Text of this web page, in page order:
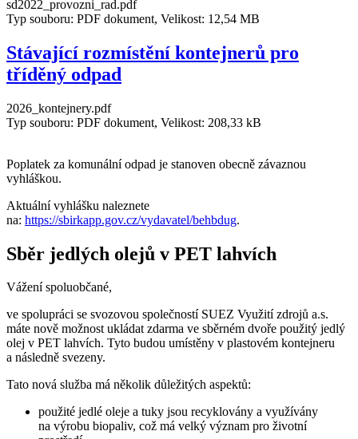
sd2022_provozni_rad.pdf
Typ souboru: PDF dokument, Velikost: 12,54 MB
Stávající rozmístění kontejnerů pro
tříděný odpad
2026_kontejnery.pdf
Typ souboru: PDF dokument, Velikost: 208,33 kB
Poplatek za komunální odpad je stanoven obecně závaznou
vyhláškou.
Aktuální vyhlášku naleznete
na: https://sbirkapp.gov.cz/vydavatel/behbdug.
Sběr jedlých olejů v PET lahvích
Vážení spoluobčané,
ve spolupráci se svozovou společností SUEZ Využití zdrojů a.s.
máte nově možnost ukládat zdarma ve sběrném dvoře použitý jedlý
olej v PET lahvích. Tyto budou umístěny v plastovém kontejneru
a následně svezeny.
Tato nová služba má několik důležitých aspektů:
použité jedlé oleje a tuky jsou recyklovány a využívány
na výrobu biopaliv, což má velký význam pro životní